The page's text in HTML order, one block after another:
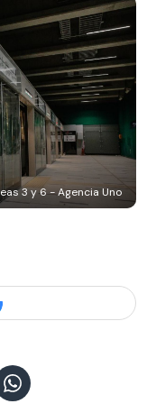
3 y 6 - Agencia Uno